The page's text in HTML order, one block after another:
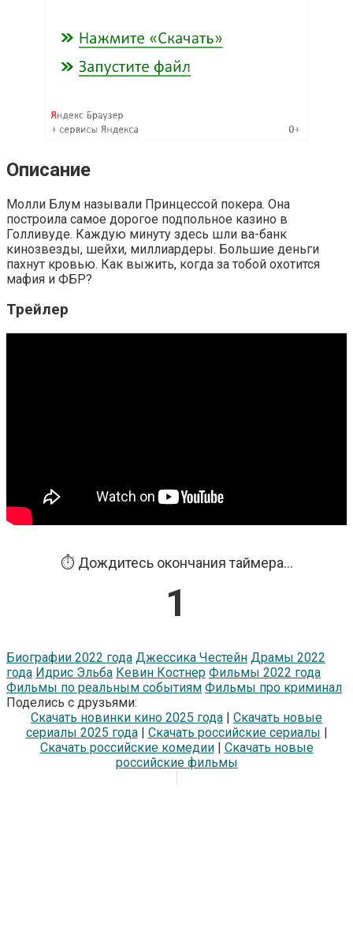
Описание
Молли Блум называли Принцессой покера. Она
построила самое дорогое подпольное казино в
Голливуде. Каждую минуту здесь шли ва-банк
кинозвезды, шейхи, миллиардеры. Большие деньги
пахнут кровью. Как выжить, когда за тобой охотится
мафия и ФБР?
Трейлер
⏱️ Дождитесь окончания таймера...
1
Биографии 2022 года Джессика Честейн Драмы 2022
года Идрис Эльба Кевин Костнер Фильмы 2022 года
Фильмы по реальным событиям Фильмы про криминал
Поделись с друзьями:
Скачать новинки кино 2025 года | Скачать новые
сериалы 2025 года| Скачать российские сериалы |
Скачать российские комедии| Скачать новые
российские фильмы